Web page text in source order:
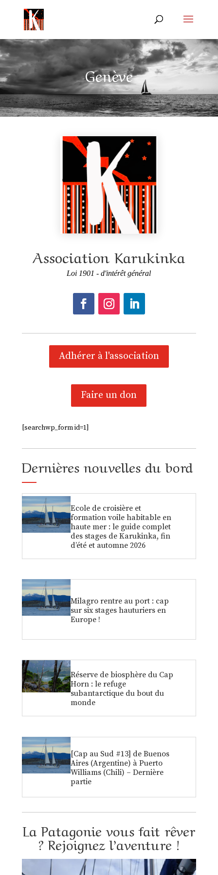
Genève
Association Karukinka
Loi 1901 - d'intérêt général
Adhérer à l'association
Faire un don
[searchwp_form id=1]
Dernières nouvelles du bord
Ecole de croisière et
formation voile habitable en
haute mer : le guide complet
des stages de Karukinka, fin
d’été et automne 2026
Milagro rentre au port : cap
sur six stages hauturiers en
Europe !
Réserve de biosphère du Cap
Horn : le refuge
subantarctique du bout du
monde
[Cap au Sud #13] de Buenos
Aires (Argentine) à Puerto
Williams (Chili) – Dernière
partie
La Patagonie vous fait rêver
? Rejoignez l’aventure !